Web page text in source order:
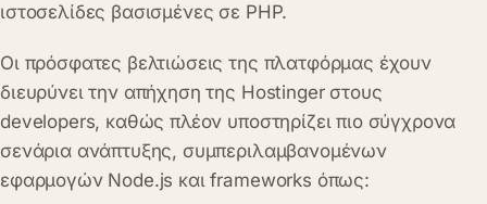
ιστοσελίδες βασισμένες σε PHP.
Οι πρόσφατες βελτιώσεις της πλατφόρμας έχουν
διευρύνει την απήχηση της Hostinger στους
developers, καθώς πλέον υποστηρίζει πιο σύγχρονα
σενάρια ανάπτυξης, συμπεριλαμβανομένων
εφαρμογών Node.js και frameworks όπως: